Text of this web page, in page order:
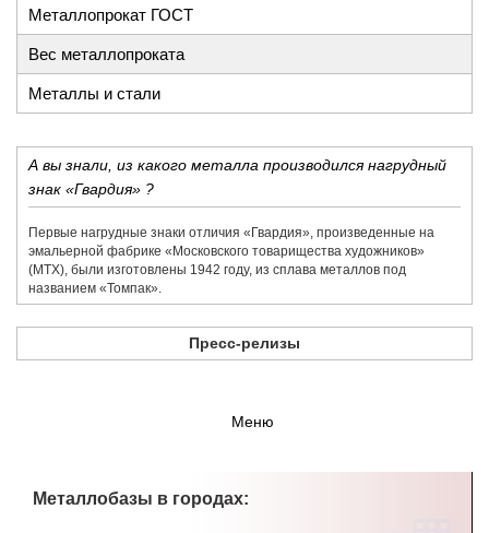
Металлопрокат ГОСТ
Вес металлопроката
Металлы и стали
А вы знали, из какого металла производился нагрудный
знак «Гвардия» ?
Первые нагрудные знаки отличия «Гвардия», произведенные на
эмальерной фабрике «​Московского товарищества художников»​
(МТХ), были изготовлены 1942 году, из сплава металлов под
названием «​Томпак».
Пресс-релизы
Меню
Металлобазы в городах: